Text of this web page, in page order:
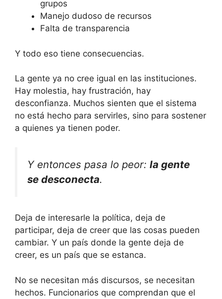
grupos
Manejo dudoso de recursos
Falta de transparencia
Y todo eso tiene consecuencias.
La gente ya no cree igual en las instituciones.
Hay molestia, hay frustración, hay
desconfianza. Muchos sienten que el sistema
no está hecho para servirles, sino para sostener
a quienes ya tienen poder.
Y entonces pasa lo peor: la gente
se desconecta.
Deja de interesarle la política, deja de
participar, deja de creer que las cosas pueden
cambiar. Y un país donde la gente deja de
creer, es un país que se estanca.
No se necesitan más discursos, se necesitan
hechos. Funcionarios que comprendan que el